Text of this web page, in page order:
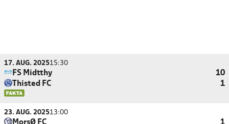
17. AUG. 202515:30
FS Midtthy
10
Thisted FC
1
23. AUG. 202513:00
MorsØ FC
1